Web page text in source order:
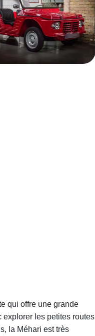
qui offre une grande
les petites routes
la Méhari est très